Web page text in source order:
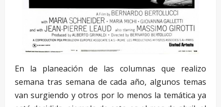
En la planeación de las columnas que realizo
semana tras semana de cada año, algunos temas
van surgiendo y otros por lo menos la temática ya